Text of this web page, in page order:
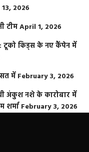
2026
टीमApril 1, 2026
टूको किड्स के नए कैंपेन में
में February 3, 2026
अंकुश नशे के कारोबार में
शर्मा February 3, 2026